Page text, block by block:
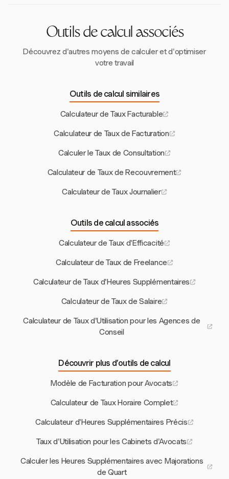
Outils de calcul associés
Découvrez d'autres moyens de calculer et d'optimiser
votre travail
Outils de calcul similaires
Calculateur de Taux Facturable
Calculateur de Taux de Facturation
Calculer le Taux de Consultation
Calculateur de Taux de Recouvrement
Calculateur de Taux Journalier
Outils de calcul associés
Calculateur de Taux d'Efficacité
Calculateur de Taux de Freelance
Calculateur de Taux d'Heures Supplémentaires
Calculateur de Taux de Salaire
Calculateur de Taux d'Utilisation pour les Agences de
Conseil
Découvrir plus d’outils de calcul
Modèle de Facturation pour Avocats
Calculateur de Taux Horaire Complet
Calculateur d'Heures Supplémentaires Précis
Taux d'Utilisation pour les Cabinets d'Avocats
Calculer les Heures Supplémentaires avec Majorations
de Quart